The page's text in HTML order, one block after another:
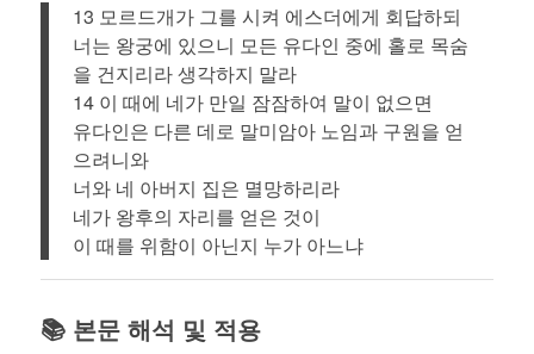
13 모르드개가 그를 시켜 에스더에게 회답하되
너는 왕궁에 있으니 모든 유다인 중에 홀로 목숨
을 건지리라 생각하지 말라
14 이 때에 네가 만일 잠잠하여 말이 없으면
유다인은 다른 데로 말미암아 노임과 구원을 얻
으려니와
너와 네 아버지 집은 멸망하리라
네가 왕후의 자리를 얻은 것이
이 때를 위함이 아닌지 누가 아느냐
📚 본문 해석 및 적용